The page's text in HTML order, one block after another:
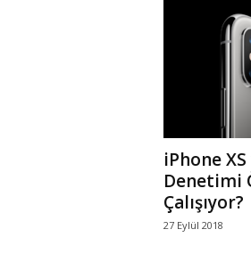
iPhone
Denetimi
Çalışıyor?
27 Eylül 2018